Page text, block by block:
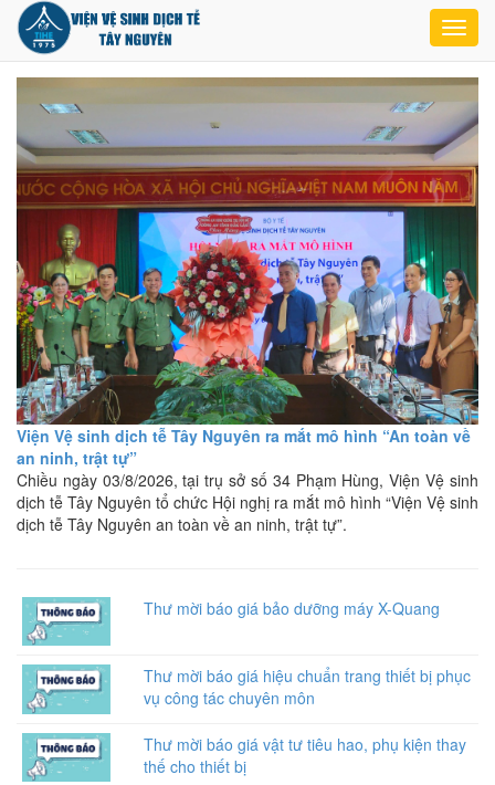
Viện Vệ sinh dịch tễ Tây Nguyên ra mắt mô hình “An toàn về
an ninh, trật tự”
Chiều ngày 03/8/2026, tại trụ sở số 34 Phạm Hùng, Viện Vệ sinh
dịch tễ Tây Nguyên tổ chức Hội nghị ra mắt mô hình “Viện Vệ sinh
dịch tễ Tây Nguyên an toàn về an ninh, trật tự”.
Thư mời báo giá bảo dưỡng máy X-Quang
Thư mời báo giá hiệu chuẩn trang thiết bị phục
vụ công tác chuyên môn
Thư mời báo giá vật tư tiêu hao, phụ kiện thay
thế cho thiết bị